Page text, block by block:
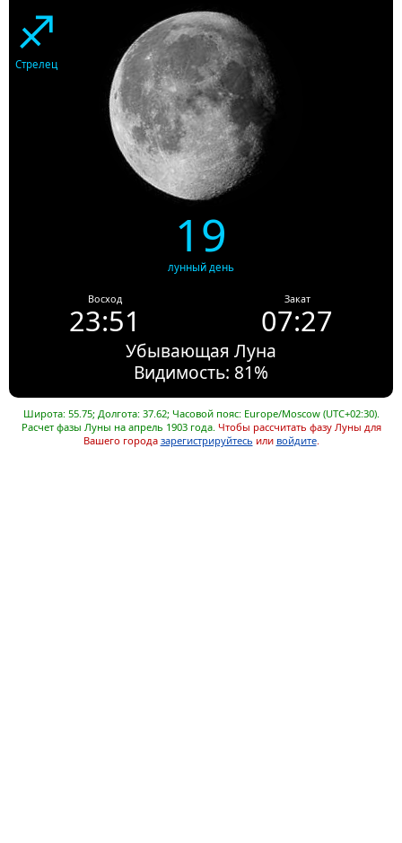
♐
Стрелец
19
лунный день
Восход
23:51
Закат
07:27
Убывающая Луна
Видимость: 81%
Широта: 55.75; Долгота: 37.62; Часовой пояс: Europe/Moscow (UTC+02:30).
Расчет фазы Луны на апрель 1903 года. Чтобы рассчитать фазу Луны для
Вашего города зарегистрируйтесь или войдите.